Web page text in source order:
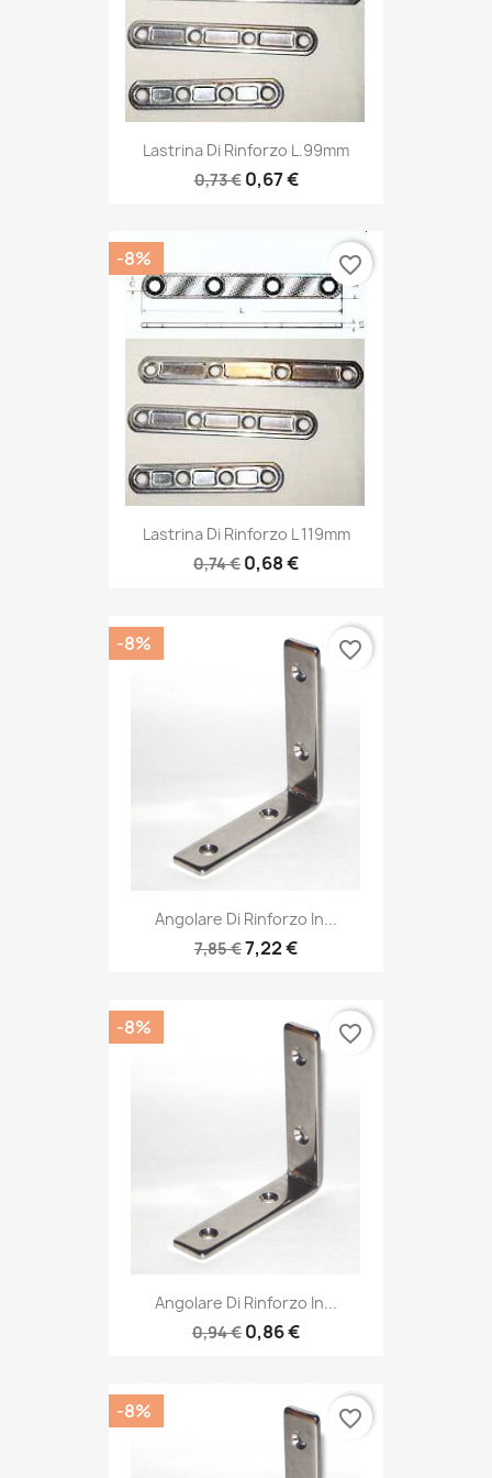
Lastrina Di Rinforzo L.99mm
0,73 € 0,67 €
Lastrina Di Rinforzo L 119mm
0,74 € 0,68 €
-8% favorite_border
Angolare Di Rinforzo In...
7,85 €7,22 €
-8% favorite_border
Angolare Di Rinforzo In...
0,94 € 0,86 €
-8% favorite_border
-8% favorite_border